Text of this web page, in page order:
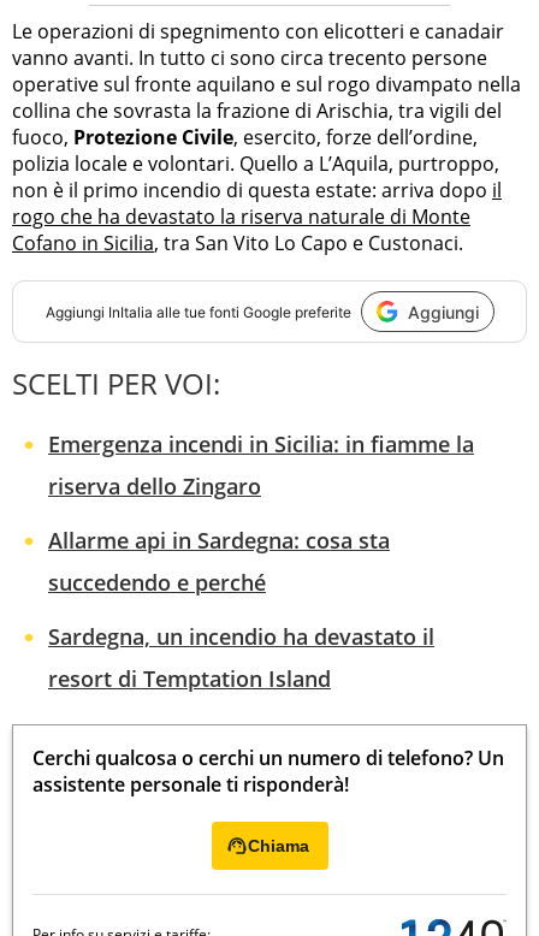
Le operazioni di spegnimento con elicotteri e canadair
vanno avanti. In tutto ci sono circa trecento persone
operative sul fronte aquilano e sul rogo divampato nella
collina che sovrasta la frazione di Arischia, tra vigili del
fuoco, Protezione Civile, esercito, forze dell’ordine,
polizia locale e volontari. Quello a L’Aquila, purtroppo,
non è il primo incendio di questa estate: arriva dopo il
rogo che ha devastato la riserva naturale di Monte
Cofano in Sicilia, tra San Vito Lo Capo e Custonaci.
Aggiungi InItalia alle tue fonti Google preferite Aggiungi
SCELTI PER VOI:
Emergenza incendi in Sicilia: in fiamme la
riserva dello Zingaro
Allarme api in Sardegna: cosa sta
succedendo e perché
Sardegna, un incendio ha devastato il
resort di Temptation Island
Cerchi qualcosa o cerchi un numero di telefono? Un
assistente personale ti risponderà!
Chiama